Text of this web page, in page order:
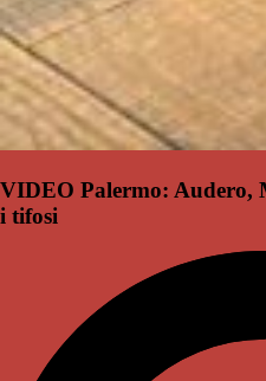
VIDEO Palermo: Audero,
i tifosi